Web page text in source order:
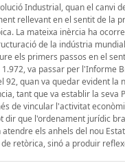
Industrial, quan el canvi
rellevant en el sentit de la
La mateixa inèrcia ha
de la indústria
els primers passos en el
va passar per l'Informe
92, quan va quedar evident
tant que va establir la seva
de vincular l'activitat
dir que l'ordenament jurídic
els anhels del nou
retòrica, sinó a produir